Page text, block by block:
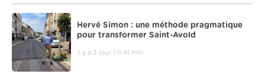
Hervé Simon : une méthode pragmatique
pour transformer Saint-Avold
il y a 3 jour 1 h 41 min